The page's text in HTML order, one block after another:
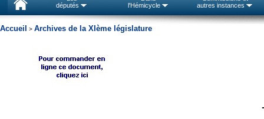
députés
l'Hémicycle
autres instances
Accueil > Archives de la XIème législature